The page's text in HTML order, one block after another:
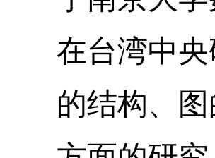
在台湾中
的结构、